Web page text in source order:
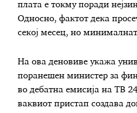
плата е токму поради
Односно, фактот дека
секој месец, но
На ова деновиве укажа
поранешен министер за
во дебатна емисија на ТВ
ваквиот пристап создава